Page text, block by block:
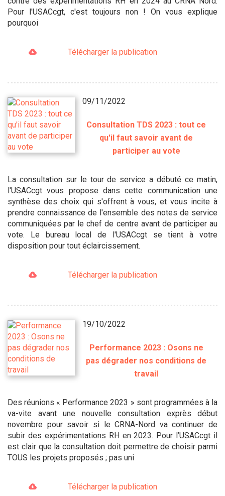
Pour l'USACcgt, c'est toujours non ! On vous explique
pourquoi
Télécharger la publication
09/11/2022
Consultation TDS 2023 : tout ce
qu'il faut savoir avant de
participer au vote
La consultation sur le tour de service a débuté ce matin,
l'USACcgt vous propose dans cette communication une
synthèse des choix qui s'offrent à vous, et vous incite à
prendre connaissance de l'ensemble des notes de service
communiquées par le chef de centre avant de participer au
vote. Le bureau local de l'USACcgt se tient à votre
disposition pour tout éclaircissement.
Télécharger la publication
19/10/2022
Performance 2023 : Osons ne
pas dégrader nos conditions de
travail
Des réunions « Performance 2023 » sont programmées à la
va-vite avant une nouvelle consultation exprès début
novembre pour savoir si le CRNA-Nord va continuer de
subir des expérimentations RH en 2023. Pour l’USACcgt il
est clair que la consultation doit permettre de choisir parmi
TOUS les projets proposés ; pas uni
Télécharger la publication